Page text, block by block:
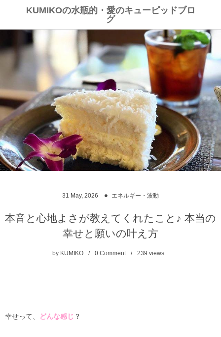
KUMIKOの水瓶的・愛のキューピッドブロ
グ
31 May, 2026 エネルギー・波動
本音と心地よさが教えてくれたこと♪ 本当の
幸せと願いの叶え方
by KUMIKO 0 Comment 239 views
幸せって、 どんな感じ ？